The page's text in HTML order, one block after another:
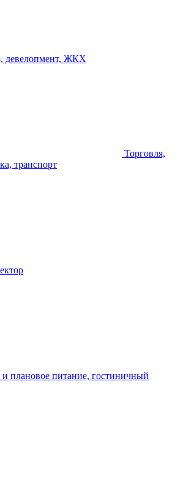
девелопмент, ЖКХ
Торговля,
транспорт
плановое питание, гостиничный